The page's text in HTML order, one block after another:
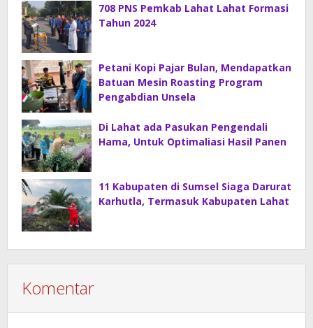
708 PNS Pemkab Lahat Lahat Formasi
Tahun 2024
Petani Kopi Pajar Bulan, Mendapatkan
Batuan Mesin Roasting Program
Pengabdian Unsela
Di Lahat ada Pasukan Pengendali
Hama, Untuk Optimaliasi Hasil Panen
11 Kabupaten di Sumsel Siaga Darurat
Karhutla, Termasuk Kabupaten Lahat
Komentar